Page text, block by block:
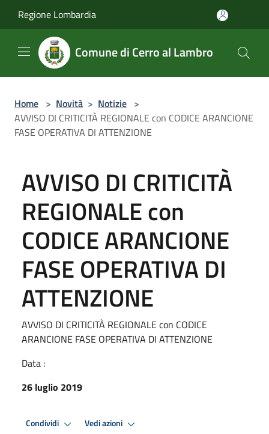
Regione Lombardia
Comune di Cerro al Lambro
Home > Novità > Notizie >
AVVISO DI CRITICITÀ REGIONALE con CODICE ARANCIONE
FASE OPERATIVA DI ATTENZIONE
AVVISO DI CRITICITÀ
REGIONALE con
CODICE ARANCIONE
FASE OPERATIVA DI
ATTENZIONE
AVVISO DI CRITICITÀ REGIONALE con CODICE
ARANCIONE FASE OPERATIVA DI ATTENZIONE
Data :
26 luglio 2019
Condividi Vedi azioni